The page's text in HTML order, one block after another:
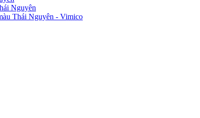
Nguyên
Thái Nguyên - Vimico